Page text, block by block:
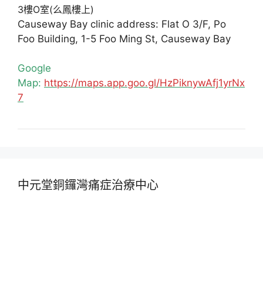
3樓O室(么鳳樓上)
Causeway Bay clinic address: Flat O 3/F, Po
Foo Building, 1-5 Foo Ming St, Causeway Bay
Google
Map: https://maps.app.goo.gl/HzPiknywAfj1yrNx
7
中元堂銅鑼灣痛症治療中心